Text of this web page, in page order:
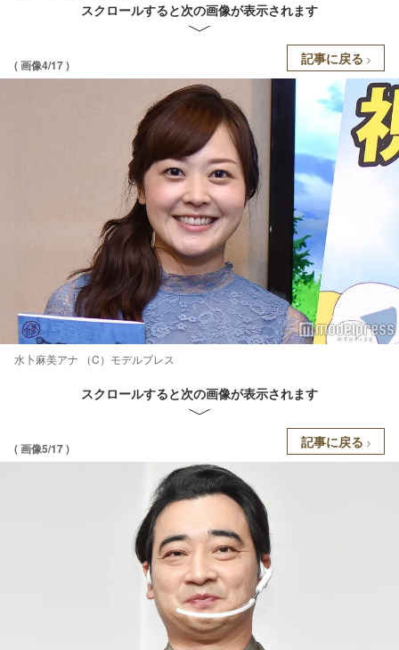
スクロールすると次の画像が表示されます
( 画像4/17 ) 記事に戻る
水卜麻美アナ （C）モデルプレス
スクロールすると次の画像が表示されます
( 画像5/17 ) 記事に戻る